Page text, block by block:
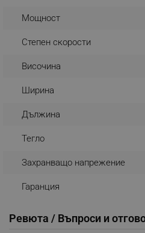
Мощност
Степен скорости
Височина
Ширина
Дължина
Тегло
Захранващо напрежение
Гаранция
Ревюта / Въпроси и